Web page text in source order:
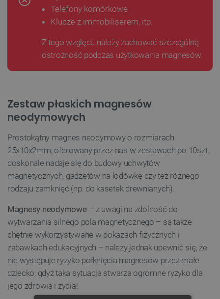
Telefony komórkowe
Klucze z immobiliserem, itp.
Z tego względu należy zachować szczególną
ostrożność podczas użytkowania magnesów.
Zestaw płaskich magnesów
neodymowych
Prostokątny magnes neodymowy o rozmiarach
25x10x2mm, oferowany przez nas w zestawach po 10szt.,
doskonale nadaje się do budowy uchwytów
magnetycznych, gadżetów na lodówkę czy też różnego
rodzaju zamknięć (np. do kasetek drewnianych).
Magnesy neodymowe– z uwagi na zdolność do
wytwarzania silnego pola magnetycznego – są także
chętnie wykorzystywane w pokazach fizycznych i
zabawkach edukacyjnych – należy jednak upewnić się, że
nie występuje ryzyko połknięcia magnesów przez małe
dziecko, gdyż taka sytuacja stwarza ogromne ryzyko dla
jego zdrowia i życia!